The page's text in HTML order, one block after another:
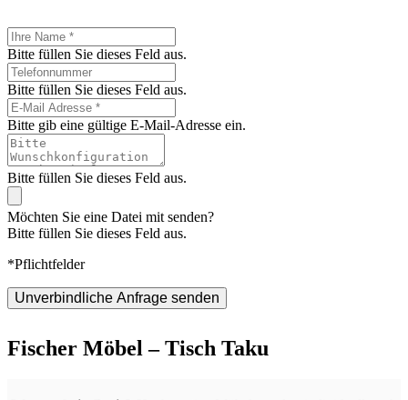
Bitte füllen Sie dieses Feld aus.
Bitte füllen Sie dieses Feld aus.
Bitte gib eine gültige E-Mail-Adresse ein.
Bitte füllen Sie dieses Feld aus.
Möchten Sie eine Datei mit senden?
Bitte füllen Sie dieses Feld aus.
*Pflichtfelder
Unverbindliche Anfrage senden
Fischer Möbel – Tisch Taku